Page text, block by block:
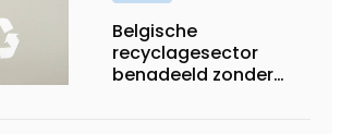
Belgische
recyclagesector
benadeeld zonder